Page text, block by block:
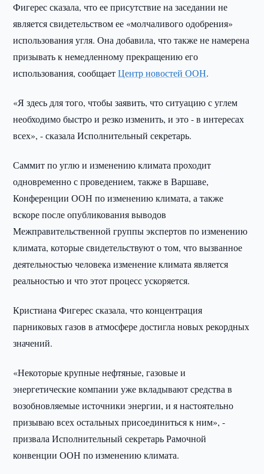
Фигерес сказала, что ее присутствие на заседании не
является свидетельством ее «молчаливого одобрения»
использования угля. Она добавила, что также не намерена
призывать к немедленному прекращению его
использования, сообщаетЦентр новостей ООН.
«Я здесь для того, чтобы заявить, что ситуацию с углем
необходимо быстро и резко изменить, и это - в интересах
всех», - сказала Исполнительный секретарь.
Саммит по углю и изменению климата проходит
одновременно с проведением, также в Варшаве,
Конференции ООН по изменению климата, а также
вскоре после опубликования выводов
Межправительственной группы экспертов по изменению
климата, которые свидетельствуют о том, что вызванное
деятельностью человека изменение климата является
реальностью и что этот процесс ускоряется.
Кристиана Фигерес сказала, что концентрация
парниковых газов в атмосфере достигла новых рекордных
значений.
«Некоторые крупные нефтяные, газовые и
энергетические компании уже вкладывают средства в
возобновляемые источники энергии, и я настоятельно
призываю всех остальных присоединиться к ним», -
призвала Исполнительный секретарь Рамочной
конвенции ООН по изменению климата.